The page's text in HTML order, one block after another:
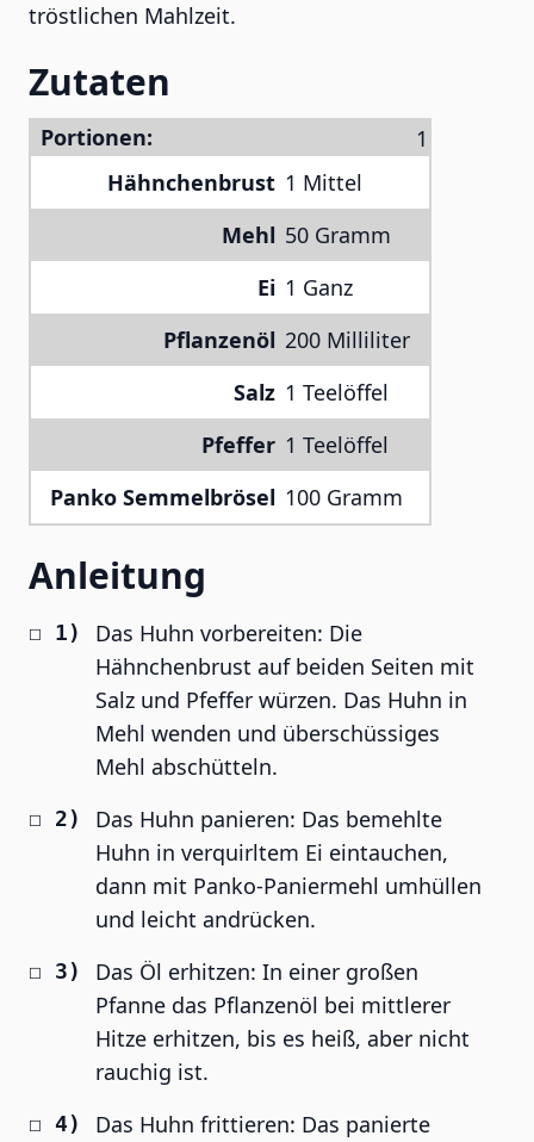
tröstlichen Mahlzeit.
Zutaten
Portionen:
Hähnchenbrust 1 Mittel
Mehl 50 Gramm
Ei 1 Ganz
Pflanzenöl 200 Milliliter
Salz 1 Teelöffel
Pfeffer 1 Teelöffel
Panko Semmelbrösel 100 Gramm
Anleitung
Das Huhn vorbereiten: Die
Hähnchenbrust auf beiden Seiten mit
Salz und Pfeffer würzen. Das Huhn in
Mehl wenden und überschüssiges
Mehl abschütteln.
Das Huhn panieren: Das bemehlte
Huhn in verquirltem Ei eintauchen,
dann mit Panko-Paniermehl umhüllen
und leicht andrücken.
Das Öl erhitzen: In einer großen
Pfanne das Pflanzenöl bei mittlerer
Hitze erhitzen, bis es heiß, aber nicht
rauchig ist.
Das Huhn frittieren: Das panierte